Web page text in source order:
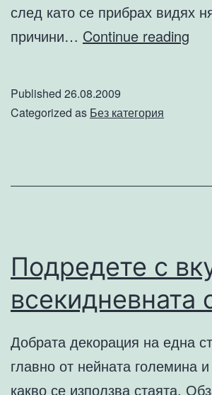
след като се прибрах видях
причини… Continue reading
Published 26.08.2009
Categorized as Без категория
Подредете с
всекидневната
Добрата декорация на една
главно от нейната големина
какво се използва стаята.